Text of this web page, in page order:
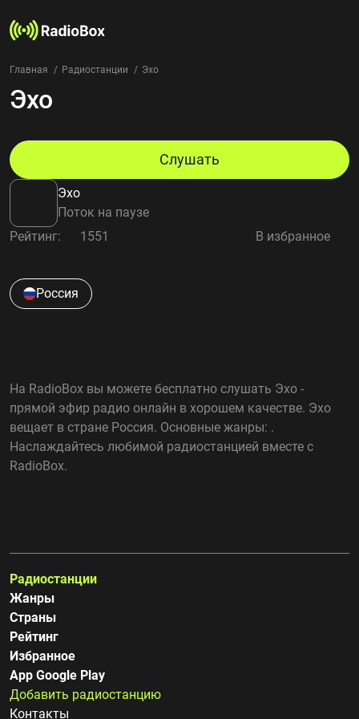
Радиостанции
Страны
Избранное
О нас
Добавить радиостанцию
Конфиденциальность
Главная Радиостанции Эхо
Эхо
Эхо
Поток на паузе
Слушать
Рейтинг: 1551 В избранное
Россия
На RadioBox вы можете бесплатно слушать Эхо -
прямой эфир радио онлайн в хорошем качестве. Эхо
вещает в стране Россия. Основные жанры: .
Наслаждайтесь любимой радиостанцией вместе с
RadioBox.
Радиостанции
Жанры
Страны
Рейтинг
Избранное
App Google Play
Добавить радиостанцию
Контакты